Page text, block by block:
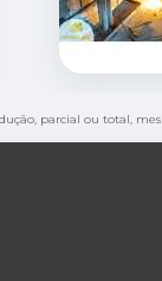
parcial ou total,